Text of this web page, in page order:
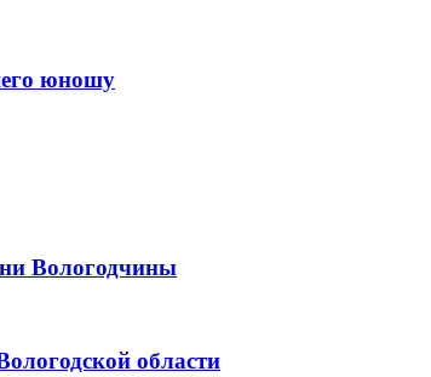
юношу
Вологодчины
области